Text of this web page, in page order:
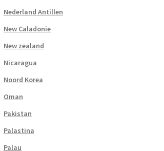
Nederland Antillen
New Caladonie
New zealand
Nicaragua
Noord Korea
Oman
Pakistan
Palastina
Palau